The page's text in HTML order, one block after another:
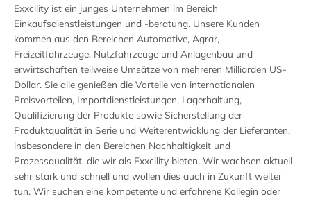
Exxcility ist ein junges Unternehmen im Bereich
Einkaufsdienstleistungen und -beratung. Unsere Kunden
kommen aus den Bereichen Automotive, Agrar,
Freizeitfahrzeuge, Nutzfahrzeuge und Anlagenbau und
erwirtschaften teilweise Umsätze von mehreren Milliarden US-
Dollar. Sie alle genießen die Vorteile von internationalen
Preisvorteilen, Importdienstleistungen, Lagerhaltung,
Qualifizierung der Produkte sowie Sicherstellung der
Produktqualität in Serie und Weiterentwicklung der Lieferanten,
insbesondere in den Bereichen Nachhaltigkeit und
Prozessqualität, die wir als Exxcility bieten. Wir wachsen aktuell
sehr stark und schnell und wollen dies auch in Zukunft weiter
tun. Wir suchen eine kompetente und erfahrene Kollegin oder